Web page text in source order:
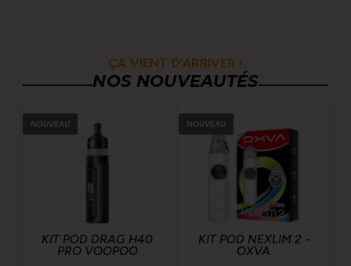
ÇA VIENT D’ARRIVER !
NOS NOUVEAUTÉS
NOUVEAU
KIT POD DRAG H40
PRO VOOPOO
NOUVEAU
KIT POD NEXLIM 2 -
OXVA